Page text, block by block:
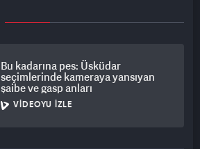
Bu kadarına pes: Üsküdar
seçimlerinde kameraya yansıyan
şaibe ve gasp anları
VIDEOYU İZLE